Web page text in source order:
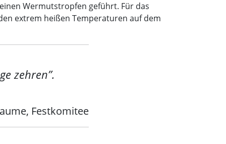
Wermutstropfen geführt. Für das
extrem heißen Temperaturen auf dem
zehren”.
Festkomitee